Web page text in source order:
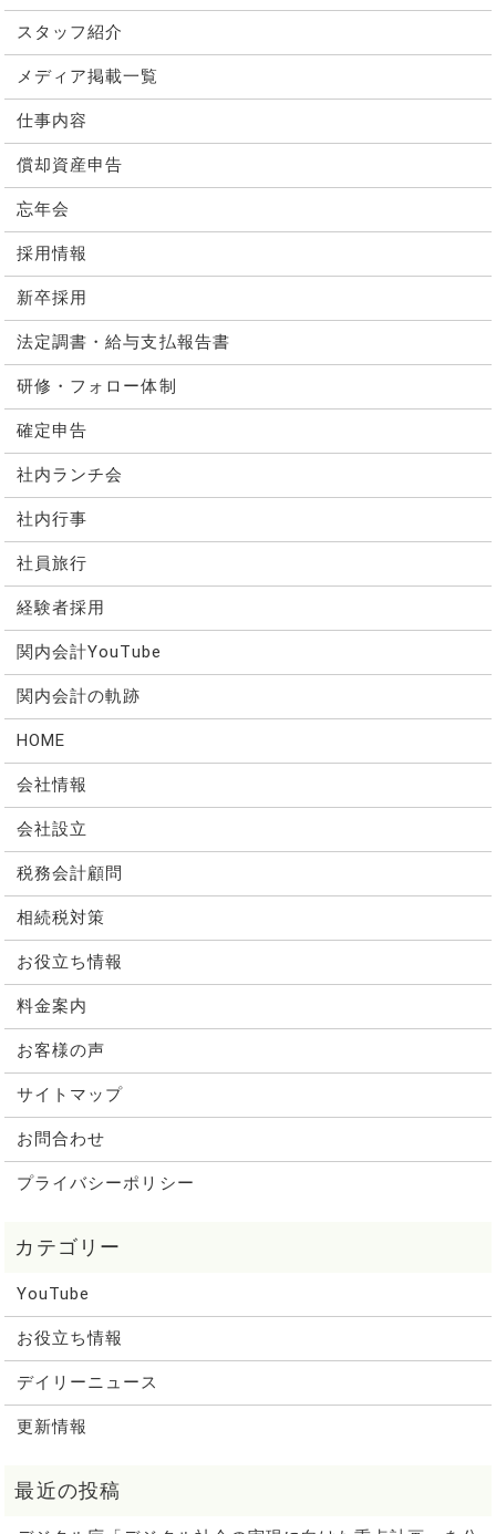
スタッフ紹介
メディア掲載一覧
仕事内容
償却資産申告
忘年会
採用情報
新卒採用
法定調書・給与支払報告書
研修・フォロー体制
確定申告
社内ランチ会
社内行事
社員旅行
経験者採用
関内会計YouTube
関内会計の軌跡
HOME
会社情報
会社設立
税務会計顧問
相続税対策
お役立ち情報
料金案内
お客様の声
サイトマップ
お問合わせ
プライバシーポリシー
YouTube
お役立ち情報
デイリーニュース
更新情報